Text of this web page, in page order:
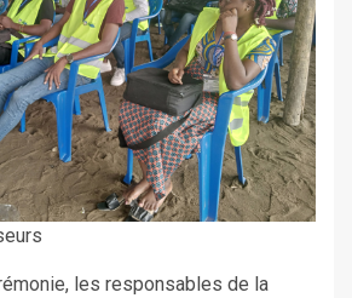
les responsables de la